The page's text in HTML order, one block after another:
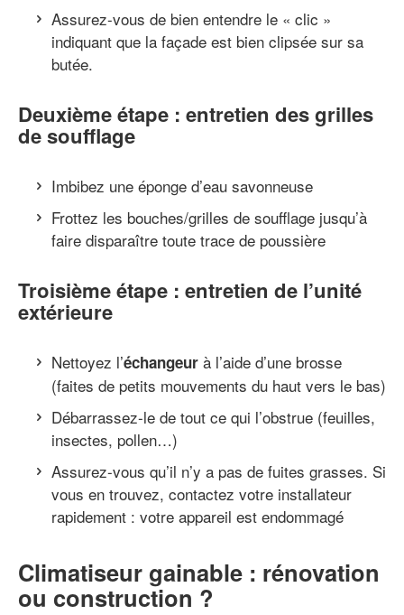
Assurez-vous de bien entendre le « clic »
indiquant que la façade est bien clipsée sur sa
butée.
Deuxième étape : entretien des grilles
de soufflage
Imbibez une éponge d’eau savonneuse
Frottez les bouches/grilles de soufflage jusqu’à
faire disparaître toute trace de poussière
Troisième étape : entretien de l’unité
extérieure
Nettoyez l’échangeur à l’aide d’une brosse
(faites de petits mouvements du haut vers le bas)
Débarrassez-le de tout ce qui l’obstrue (feuilles,
insectes, pollen…)
Assurez-vous qu’il n’y a pas de fuites grasses. Si
vous en trouvez, contactez votre installateur
rapidement : votre appareil est endommagé
Climatiseur gainable : rénovation
ou construction ?